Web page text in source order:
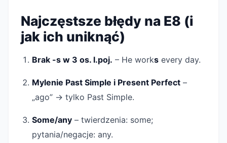
Najczęstsze błędy na E8 (i
jak ich uniknąć)
Brak -s w 3 os. l.poj. – He worksevery day.
Mylenie Past Simple i Present Perfect–
„ago” → tylko Past Simple.
Some/any– twierdzenia: some;
pytania/negacje: any.